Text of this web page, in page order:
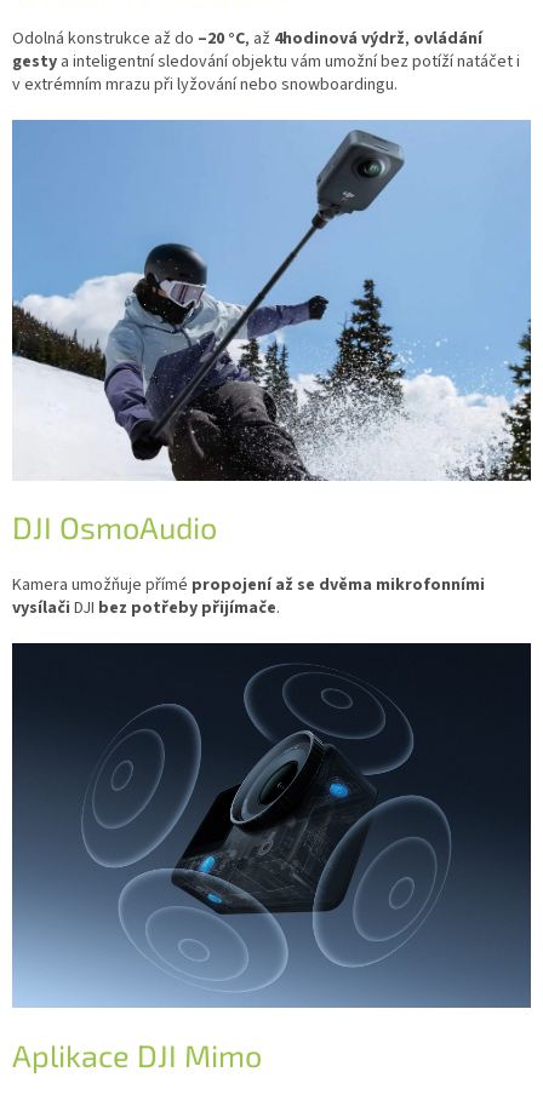
Odolná konstrukce až do –20 °C, až 4hodinová výdrž, ovládání
gesty a inteligentní sledování objektu vám umožní bez potíží natáčet i
v extrémním mrazu při lyžování nebo snowboardingu.
DJI OsmoAudio
Kamera umožňuje přímé propojení až se dvěma mikrofonními
vysílači DJI bez potřeby přijímače.
Aplikace DJI Mimo